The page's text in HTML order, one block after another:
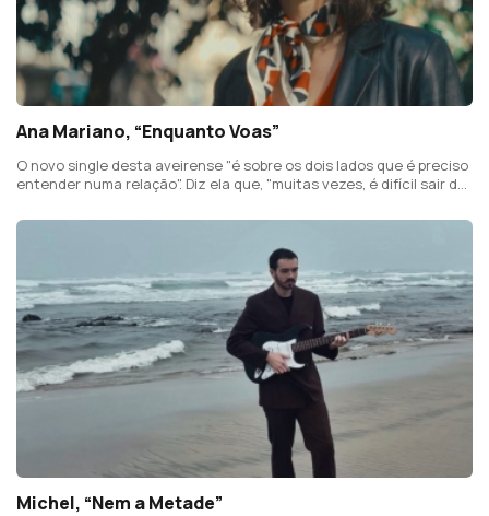
Ana Mariano, “Enquanto Voas”
O novo single desta aveirense "é sobre os dois lados que é preciso
entender numa relação". Diz ela que, "muitas vezes, é difícil sair do
urgente que aconteça essa troca."
Michel, “Nem a Metade”